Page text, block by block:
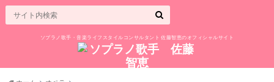
ソプラノ歌手・音楽ライフスタイルコンサルタント 佐藤智恵のオフィシャルサイト